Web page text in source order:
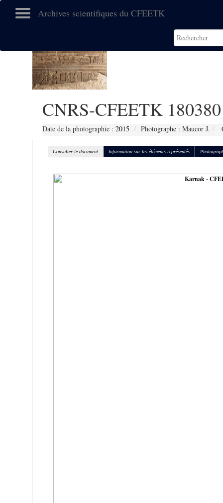
Archives scientifiques du CFEETK
CNRS-CFEETK 180380
Date de la photographie : 2015 Photographe : Maucor J.
Consulter le document Information sur les éléments représentés